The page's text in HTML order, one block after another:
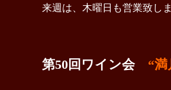
来週は、木曜日も営業致し
第50回ワイン会 “